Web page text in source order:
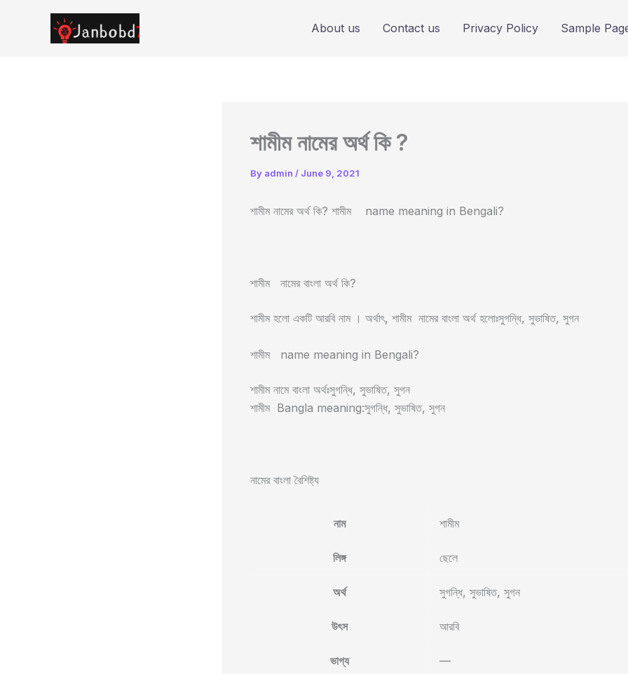
About us Contact us Privacy Policy Sample
শামীম নামের অর্থ কি ?
By admin / June 9, 2021
শামীম নামের অর্থ কি? শামীম name meaning in Bengali?
শামীম নামের বাংলা অর্থ কি?
শামীম হলো একটি আরবি নাম । অর্থাৎ, শামীম নামের বাংলা অর্থ হলোঃসুগন্ধি, সুভাষিত, সুগন
শামীম name meaning in Bengali?
শামীম নামে বাংলা অর্থঃসুগন্ধি, সুভাষিত, সুগন
শামীম Bangla meaning:সুগন্ধি, সুভাষিত, সুগন
নামের বাংলা বৈশিষ্ট্য
নাম শামীম
লিঙ্গ ছেলে
অর্থ সুগন্ধি, সুভাষিত, সুগন
উৎস আরবি
ভাগ্য —